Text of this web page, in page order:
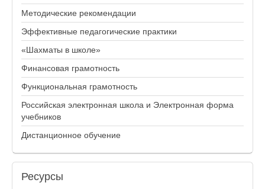
Методические рекомендации
Эффективные педагогические практики
«Шахматы в школе»
Финансовая грамотность
Функциональная грамотность
Российская электронная школа и Электронная форма
учебников
Дистанционное обучение
Ресурсы